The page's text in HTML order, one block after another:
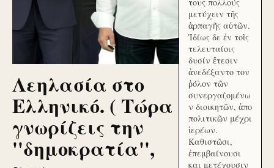
Λεηλασία στο
Ελληνικό. ( Τώρα
γνωρίζεις την
''δημοκρατία'',
μετύχειν τῆς
ἁρπαγῆς αὐτῶν.
Ἰδίως δε ἐν τοῖς
τελευταίοις
δυσίν ἔτεσιν
ἀνεδέξαντο τον
ῥόλον τῶν
συνεργαζομένω
ν διοικητῶν, ἀπο
πολιτικῶν μέχρι
ἱερέων.
Καθιστῶσι,
ἐπεμβαίνουσι
και μετέχουσιν